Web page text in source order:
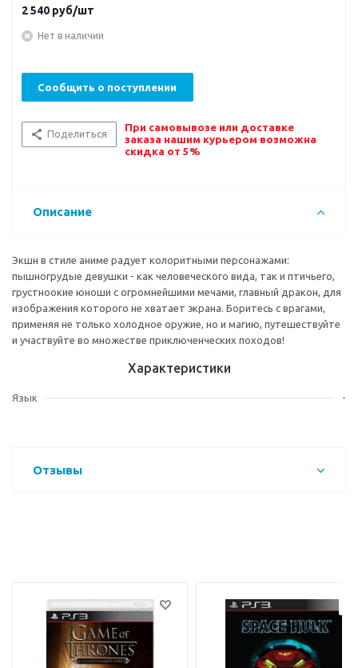
2 540 руб/шт
Нет в наличии
Сообщить о поступлении
Поделиться
При самовывозе или доставке
заказа нашим курьером возможна
скидка от 5%
Описание
Экшн в стиле аниме радует колоритными персонажами:
пышногрудые девушки - как человеческого вида, так и птичьего,
грустноокие юноши с огромнейшими мечами, главный дракон, для
изображения которого не хватает экрана. Боритесь с врагами,
применяя не только холодное оружие, но и магию, путешествуйте
и участвуйте во множестве приключенческих походов!
Характеристики
Язык -
Отзывы